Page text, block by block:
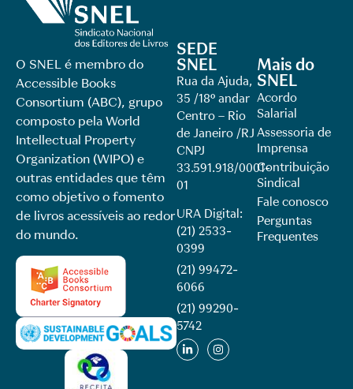
O SNEL é membro do
Accessible Books
Consortium (ABC), grupo
composto pela World
Intellectual Property
Organization (WIPO) e
outras entidades que têm
como objetivo o fomento
de livros acessíveis ao redor
do mundo.
SEDE
SNEL
Rua da Ajuda,
35 /18º andar
Centro – Rio
de Janeiro /RJ
CNPJ
33.591.918/0001-
01
URA Digital:
(21) 2533-
0399
(21) 99472-
6066
(21) 99290-
5742​
Mais do
SNEL
Acordo
Salarial
Assessoria de
Imprensa
Contribuição
Sindical
Fale conosco
Perguntas
Frequentes